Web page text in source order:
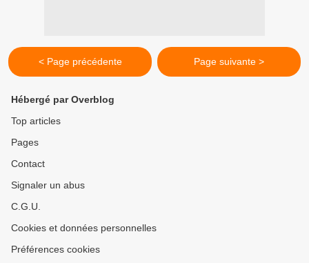
< Page précédente Page suivante >
Hébergé par Overblog
Top articles
Pages
Contact
Signaler un abus
C.G.U.
Cookies et données personnelles
Préférences cookies